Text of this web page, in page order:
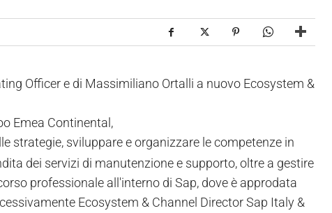
Officer e di Massimiliano Ortalli a nuovo Ecosystem &
Emea Continental,
strategie, sviluppare e organizzare le competenze in
dei servizi di manutenzione e supporto, oltre a gestire
professionale all'interno di Sap, dove è approdata
Ecosystem & Channel Director Sap Italy &